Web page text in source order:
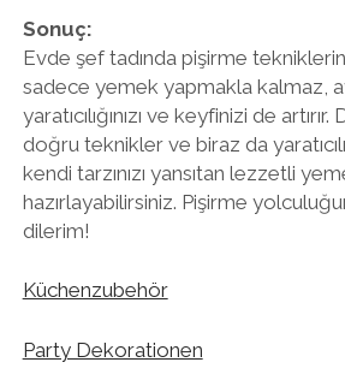
Sonuç:
Evde şef tadında pişirme
sadece yemek yapmakla kalmaz,
yaratıcılığınızı ve keyfinizi de
doğru teknikler ve biraz da
kendi tarzınızı yansıtan lezzetli
hazırlayabilirsiniz. Pişirme
dilerim!
Küchenzubehör
Party Dekorationen